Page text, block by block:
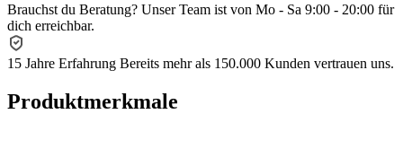
Brauchst du Beratung? Unser Team ist von Mo - Sa 9:00 - 20:00 für
dich erreichbar.
15 Jahre Erfahrung Bereits mehr als 150.000 Kunden vertrauen uns.
Produktmerkmale